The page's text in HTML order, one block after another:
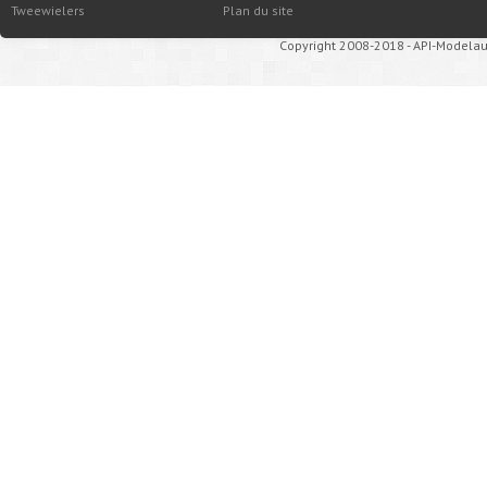
Tweewielers
Plan du site
Copyright 2008-2018 - API-